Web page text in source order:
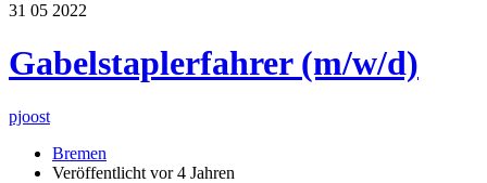
31 05 2022
Gabelstaplerfahrer (m/w/d)
pjoost
Bremen
Veröffentlicht vor 4 Jahren